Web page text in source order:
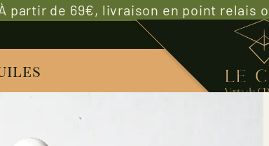
partir de 69€, livraison en point relais